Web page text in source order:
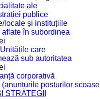
ale
publice
locale și instituțiile
aflate în subordinea
care
sub autoritatea
corporativă
(anunțurile posturilor
STRATEGII